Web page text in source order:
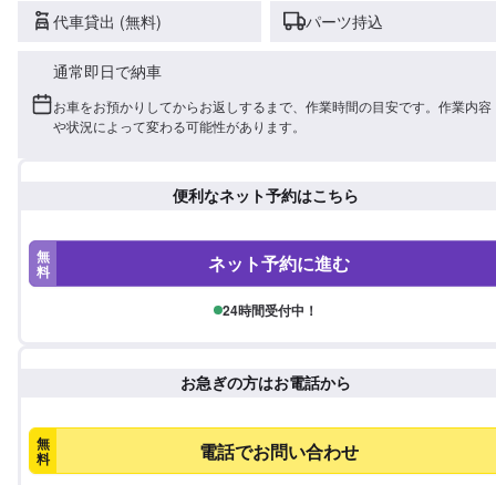
代車貸出 (無料) パーツ持込
通常即日で納車
お車をお預かりしてからお返しするまで、作業時間の目安です。作業内容
や状況によって変わる可能性があります。
便利なネット予約はこちら
無
料 ネット予約に進む
24時間受付中！
お急ぎの方はお電話から
無
料 電話でお問い合わせ